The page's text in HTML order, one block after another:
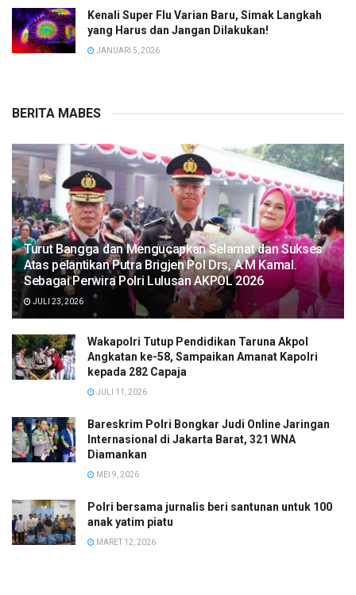
Kenali Super Flu Varian Baru, Simak Langkah
yang Harus dan Jangan Dilakukan!
JANUARI 5, 2026
BERITA MABES
Turut Bangga dan Mengucapkan Selamat dan Sukses
Atas pelantikan Putra Brigjen Pol Drs, A.M Kamal.
Sebagai Perwira Polri Lulusan AKPOL 2026
JULI 23, 2026
Wakapolri Tutup Pendidikan Taruna Akpol
Angkatan ke-58, Sampaikan Amanat Kapolri
kepada 282 Capaja
JULI 11, 2026
Bareskrim Polri Bongkar Judi Online Jaringan
Internasional di Jakarta Barat, 321 WNA
Diamankan
MEI 9, 2026
Polri bersama jurnalis beri santunan untuk 100
anak yatim piatu
MARET 12, 2026